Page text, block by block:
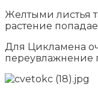
Желтыми листья
растение
Для Цикламена
переувлажнение